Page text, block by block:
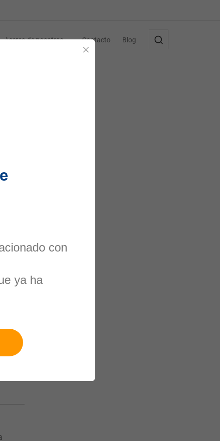
Acerca de nosotros Contacto Blog
con
ya ha